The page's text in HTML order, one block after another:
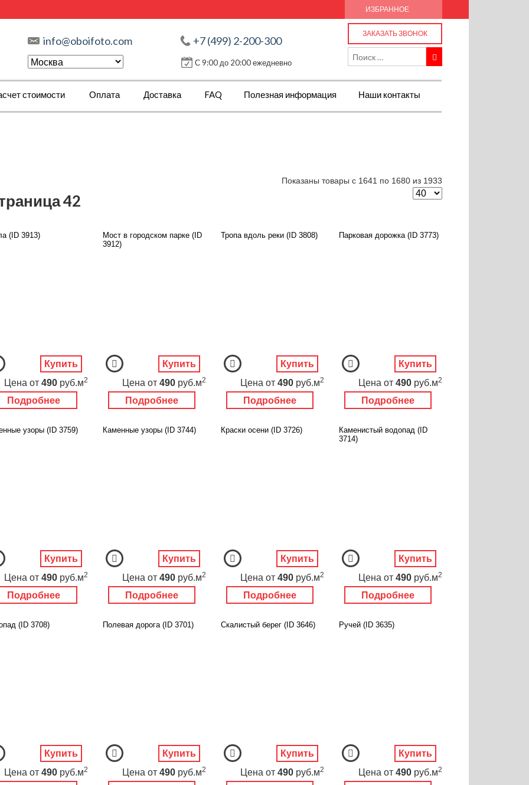
ИЗБРАННОЕ
info@oboifoto.com +7 (499) 2-200-300
С 9:00 до 20:00 ежедневно
ЗАКАЗАТЬ ЗВОНОК
стоимости Оплата Доставка FAQ Полезная информация Наши контакты
Показаны товары с 1641 по 1680 из 1933
42
(ID 3913)
Подробнее
Цена от 490 руб.м2
Купить
Мост в городском парке (ID
3912)
Подробнее
Цена от 490 руб.м2
Купить
Тропа вдоль реки (ID 3808)
Подробнее
Цена от 490 руб.м2
Купить
Парковая дорожка (ID 3773)
Подробнее
Цена от 490 руб.м2
Купить
узоры (ID 3759)
Подробнее
Цена от 490 руб.м2
Купить
Каменные узоры (ID 3744)
Подробнее
Цена от 490 руб.м2
Купить
Краски осени (ID 3726)
Подробнее
Цена от 490 руб.м2
Купить
Каменистый водопад (ID
3714)
Подробнее
Цена от 490 руб.м2
Купить
(ID 3708)
Цена от 490 руб.м2
Купить
Полевая дорога (ID 3701)
Цена от 490 руб.м2
Купить
Скалистый берег (ID 3646)
Цена от 490 руб.м2
Купить
Ручей (ID 3635)
Цена от 490 руб.м2
Купить